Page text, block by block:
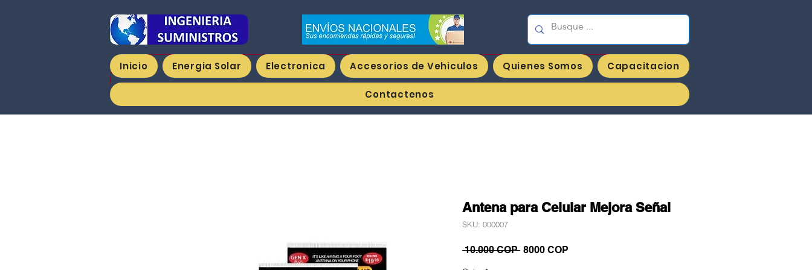
Inicio Energia Solar Electronica Accesorios de Vehiculos Quienes Somos Capacitacion
Contactenos
Antena para Celular Mejora Señal
SKU: 000007
10.000 COP Precio
8000 COP